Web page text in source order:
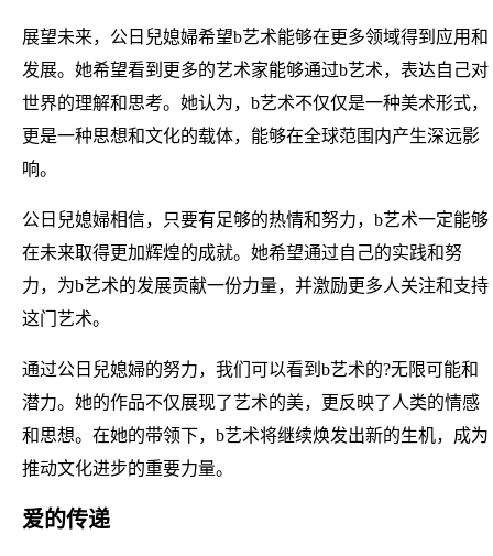
展望未来，公日兒媳婦希望b艺术能够在更多领域得到应用和
发展。她希望看到更多的艺术家能够通过b艺术，表达自己对
世界的理解和思考。她认为，b艺术不仅仅是一种美术形式，
更是一种思想和文化的载体，能够在全球范围内产生深远影
响。
公日兒媳婦相信，只要有足够的热情和努力，b艺术一定能够
在未来取得更加辉煌的成就。她希望通过自己的实践和努
力，为b艺术的发展贡献一份力量，并激励更多人关注和支持
这门艺术。
通过公日兒媳婦的努力，我们可以看到b艺术的?无限可能和
潜力。她的作品不仅展现了艺术的美，更反映了人类的情感
和思想。在她的带领下，b艺术将继续焕发出新的生机，成为
推动文化进步的重要力量。
爱的传递